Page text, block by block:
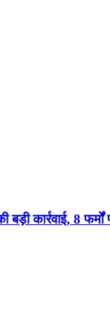
कार्रवाई, 8 फर्मों